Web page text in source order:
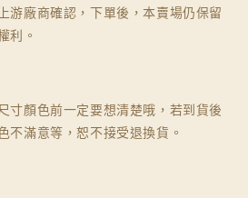
游廠商確認，下單後，本賣場仍保留
利。
寸顏色前一定要想清楚哦，若到貨後
不滿意等，恕不接受退換貨。